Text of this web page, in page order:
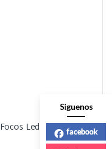
Focos Led
Siguenos
facebook